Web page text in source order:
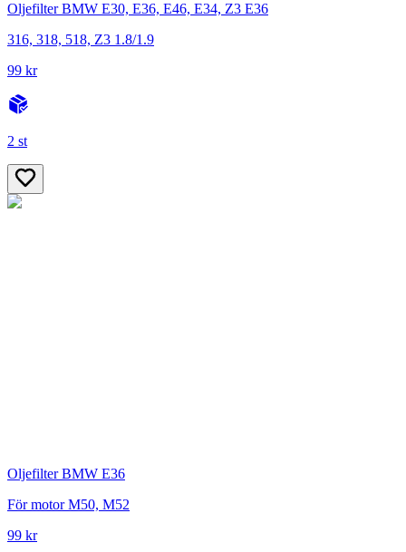
Oljefilter BMW E30, E36, E46, E34, Z3 E36
316, 318, 518, Z3 1.8/1.9
99 kr
2 st
Oljefilter BMW E36
För motor M50, M52
99 kr